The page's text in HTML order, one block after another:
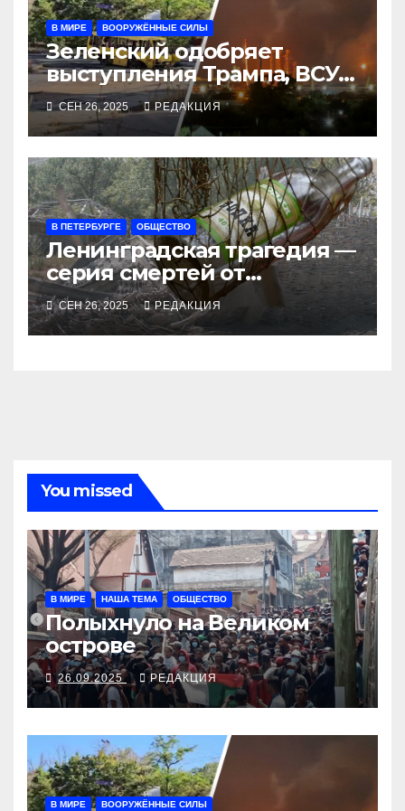
В МИРЕ ВООРУЖЁННЫЕ СИЛЫ
Зеленский одобряет
выступления Трампа, ВСУ
закрыли Добропольский
рубеж
СЕН 26, 2025 РЕДАКЦИЯ
В ПЕТЕРБУРГЕ ОБЩЕСТВО
Ленинградская трагедия —
серия смертей от
алкосуррогата
СЕН 26, 2025 РЕДАКЦИЯ
You missed
В МИРЕ НАША ТЕМА ОБЩЕСТВО
Полыхнуло на Великом
острове
26.09.2025 РЕДАКЦИЯ
В МИРЕ ВООРУЖЁННЫЕ СИЛЫ